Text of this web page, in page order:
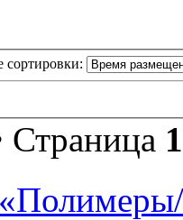
сортировки:
Страница 1